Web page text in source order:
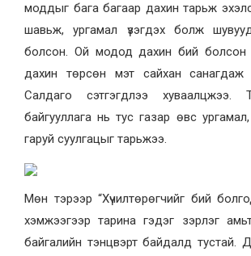
моддыг бага багаар дахин тарьж
шавьж, ургамал үзэгдэх болж
болсон. Ой модод дахин бий болсон
дахин төрсөн мэт сайхан санагдаж
Салдаго сэтгэгдлээ хуваалцжээ.
байгууллага нь тус газар өвс
гаруй суулгацыг тарьжээ.
Мөн тэрээр “Хүчилтөрөгчийг бий
хэмжээгээр тарина гэдэг зэрлэг
байгалийн тэнцвэрт байдалд тустай.